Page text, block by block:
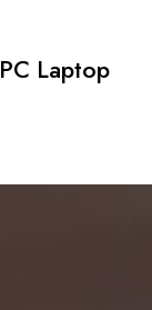
PC Laptop